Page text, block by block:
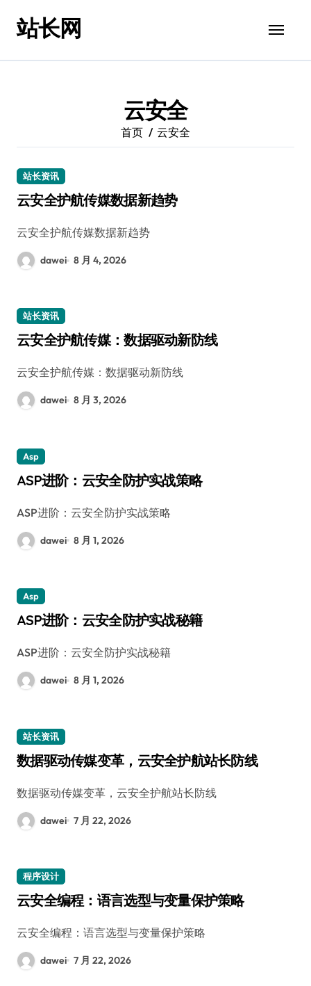
站长网
云安全
首页 云安全
站长资讯
云安全护航传媒数据新趋势
云安全护航传媒数据新趋势
dawei 8 月 4, 2026
站长资讯
云安全护航传媒：数据驱动新防线
云安全护航传媒：数据驱动新防线
dawei 8 月 3, 2026
Asp
ASP进阶：云安全防护实战策略
ASP进阶：云安全防护实战策略
dawei 8 月 1, 2026
Asp
ASP进阶：云安全防护实战秘籍
ASP进阶：云安全防护实战秘籍
dawei 8 月 1, 2026
站长资讯
数据驱动传媒变革，云安全护航站长防线
数据驱动传媒变革，云安全护航站长防线
dawei 7 月 22, 2026
程序设计
云安全编程：语言选型与变量保护策略
云安全编程：语言选型与变量保护策略
dawei 7 月 22, 2026